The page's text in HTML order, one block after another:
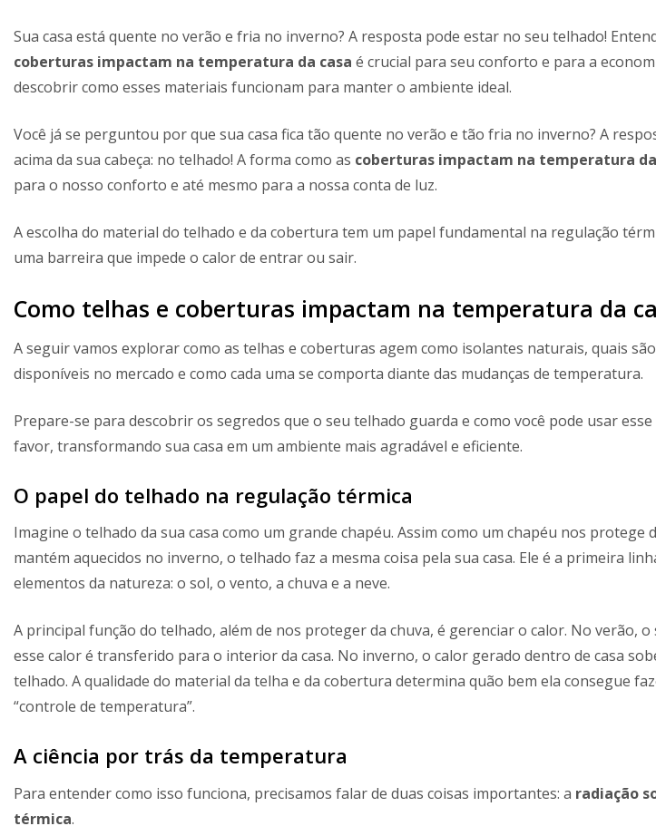
Sua casa está quente no verão e fria no inverno? A resposta pode estar no seu telhado!
coberturas impactam na temperatura da casa é crucial para seu conforto e para a
descobrir como esses materiais funcionam para manter o ambiente ideal.
Você já se perguntou por que sua casa fica tão quente no verão e tão fria no inverno? A
acima da sua cabeça: no telhado! A forma como as coberturas impactam na temperatura
para o nosso conforto e até mesmo para a nossa conta de luz.
A escolha do material do telhado e da cobertura tem um papel fundamental na regulação
uma barreira que impede o calor de entrar ou sair.
Como telhas e coberturas impactam na temperatura da
A seguir vamos explorar como as telhas e coberturas agem como isolantes naturais, quais
disponíveis no mercado e como cada uma se comporta diante das mudanças de temperatura.
Prepare-se para descobrir os segredos que o seu telhado guarda e como você pode usar
favor, transformando sua casa em um ambiente mais agradável e eficiente.
O papel do telhado na regulação térmica
Imagine o telhado da sua casa como um grande chapéu. Assim como um chapéu nos protege
mantém aquecidos no inverno, o telhado faz a mesma coisa pela sua casa. Ele é a primeira
elementos da natureza: o sol, o vento, a chuva e a neve.
A principal função do telhado, além de nos proteger da chuva, é gerenciar o calor. No verão, o
esse calor é transferido para o interior da casa. No inverno, o calor gerado dentro de casa
telhado. A qualidade do material da telha e da cobertura determina quão bem ela consegue
“controle de temperatura”.
A ciência por trás da temperatura
Para entender como isso funciona, precisamos falar de duas coisas importantes: a radiação
térmica.